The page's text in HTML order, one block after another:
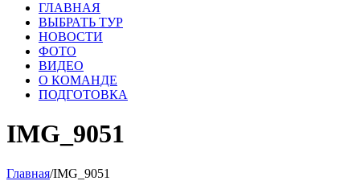
ГЛАВНАЯ
ВЫБРАТЬ ТУР
НОВОСТИ
ФОТО
ВИДЕО
О КОМАНДЕ
ПОДГОТОВКА
IMG_9051
Главная/IMG_9051